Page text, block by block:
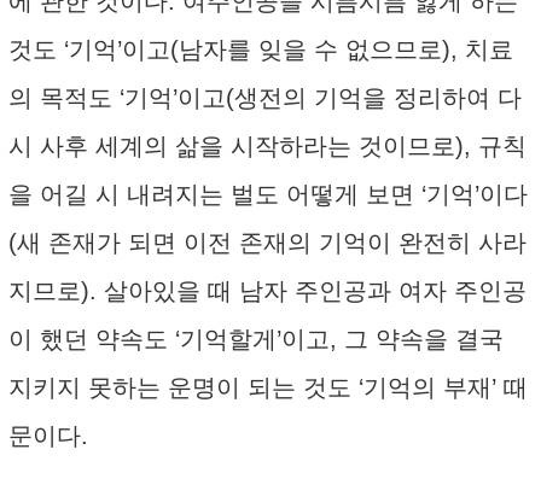
것도 ‘기억’이고(남자를 잊을 수 없으므로), 치료
의 목적도 ‘기억’이고(생전의 기억을 정리하여 다
시 사후 세계의 삶을 시작하라는 것이므로), 규칙
을 어길 시 내려지는 벌도 어떻게 보면 ‘기억’이다
(새 존재가 되면 이전 존재의 기억이 완전히 사라
지므로). 살아있을 때 남자 주인공과 여자 주인공
이 했던 약속도 ‘기억할게’이고, 그 약속을 결국
지키지 못하는 운명이 되는 것도 ‘기억의 부재’ 때
문이다.